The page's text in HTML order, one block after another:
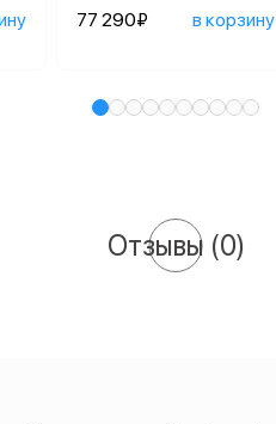
77 290₽ в корзину
Отзывы (0)